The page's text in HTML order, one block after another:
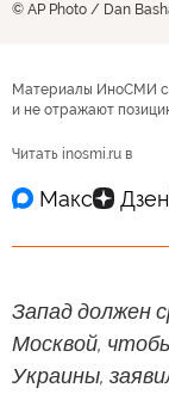
© AP Photo / Dan
Материалы ИноСМИ
и не отражают
Читать inosmi.ru в
Запад должен
Москвой,
Украины,